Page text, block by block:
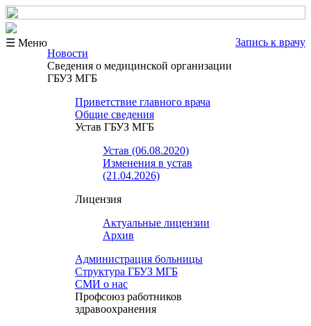
☰ Меню
Запись к врачу
Новости
Сведения о медицинской организации
ГБУЗ МГБ
Приветствие главного врача
Общие сведения
Устав ГБУЗ МГБ
Устав (06.08.2020)
Изменения в устав
(21.04.2026)
Лицензия
Актуальные лицензии
Архив
Администрация больницы
Структура ГБУЗ МГБ
СМИ о нас
Профсоюз работников
здравоохранения